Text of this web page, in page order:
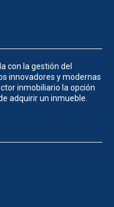
con la gestión del
innovadores y modernas
inmobiliario la opción
adquirir un inmueble.